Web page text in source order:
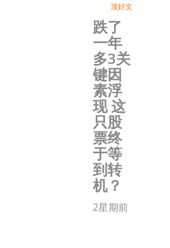
顶好文
跌了
一年
多3关
键因
素浮
现 这
只股
票终
于等
到转
机？
2星期前